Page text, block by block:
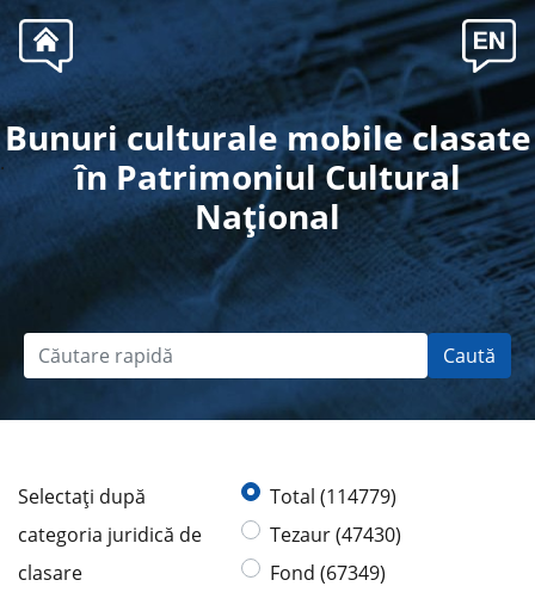
.
Bunuri culturale mobile clasate
în Patrimoniul Cultural
Naţional
Caută
Selectaţi după
categoria juridică de
clasare
Total (114779)
Tezaur (47430)
Fond (67349)